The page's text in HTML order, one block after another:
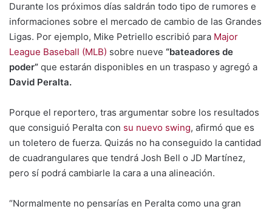
Durante los próximos días saldrán todo tipo de rumores e
informaciones sobre el mercado de cambio de las Grandes
Ligas. Por ejemplo, Mike Petriello escribió para Major
League Baseball (MLB) sobre nueve “bateadores de
poder” que estarán disponibles en un traspaso y agregó a
David Peralta.
Porque el reportero, tras argumentar sobre los resultados
que consiguió Peralta con su nuevo swing, afirmó que es
un toletero de fuerza. Quizás no ha conseguido la cantidad
de cuadrangulares que tendrá Josh Bell o JD Martínez,
pero sí podrá cambiarle la cara a una alineación.
“Normalmente no pensarías en Peralta como una gran